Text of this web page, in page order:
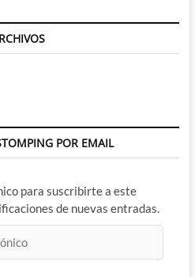
POR EMAIL
para suscribirte a este
de nuevas entradas.